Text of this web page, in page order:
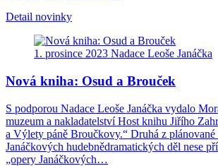
Detail novinky
1. prosince 2023 Nadace Leoše Janáčka
Nová kniha: Osud a Brouček
S podporou Nadace Leoše Janáčka vydalo
muzeum a nakladatelství Host knihu Jiřího
a Výlety páně Broučkovy.“ Druhá z
Janáčkových hudebnědramatických děl nese
„opery Janáčkových…